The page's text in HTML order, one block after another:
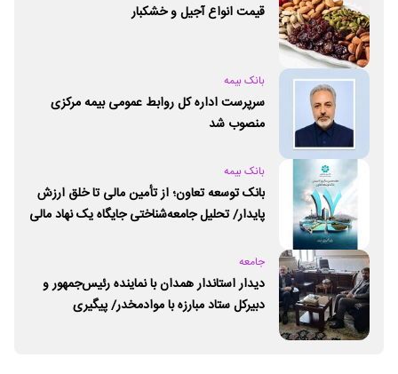
قیمت انواع آجیل و خشکبار
بانک بیمه
سرپرست اداره کل روابط عمومی بیمه مرکزی
منصوب شد
بانک بیمه
بانک توسعه تعاون؛ از تأمین مالی تا خلق ارزش
پایدار/ تحلیل جامعه‌شناختی جایگاه یک نهاد مالی
جامعه
دیدار استاندار همدان با نماینده رئیس‌جمهور و
دبیرکل ستاد مبارزه با موادمخدر/ پیگیری